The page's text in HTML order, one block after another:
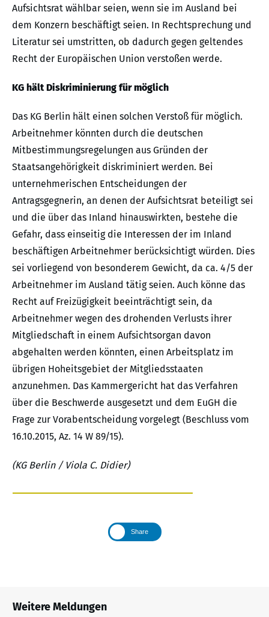
Aufsichtsrat wählbar seien, wenn sie im Ausland bei
dem Konzern beschäftigt seien. In Rechtsprechung und
Literatur sei umstritten, ob dadurch gegen geltendes
Recht der Europäischen Union verstoßen werde.
KG hält Diskriminierung für möglich
Das KG Berlin hält einen solchen Verstoß für möglich.
Arbeitnehmer könnten durch die deutschen
Mitbestimmungsregelungen aus Gründen der
Staatsangehörigkeit diskriminiert werden. Bei
unternehmerischen Entscheidungen der
Antragsgegnerin, an denen der Aufsichtsrat beteiligt sei
und die über das Inland hinauswirkten, bestehe die
Gefahr, dass einseitig die Interessen der im Inland
beschäftigen Arbeitnehmer berücksichtigt würden. Dies
sei vorliegend von besonderem Gewicht, da ca. 4/5 der
Arbeitnehmer im Ausland tätig seien. Auch könne das
Recht auf Freizügigkeit beeinträchtigt sein, da
Arbeitnehmer wegen des drohenden Verlusts ihrer
Mitgliedschaft in einem Aufsichtsorgan davon
abgehalten werden könnten, einen Arbeitsplatz im
übrigen Hoheitsgebiet der Mitgliedsstaaten
anzunehmen. Das Kammergericht hat das Verfahren
über die Beschwerde ausgesetzt und dem EuGH die
Frage zur Vorabentscheidung vorgelegt (Beschluss vom
16.10.2015, Az. 14 W 89/15).
(KG Berlin / Viola C. Didier)
Share
Weitere Meldungen